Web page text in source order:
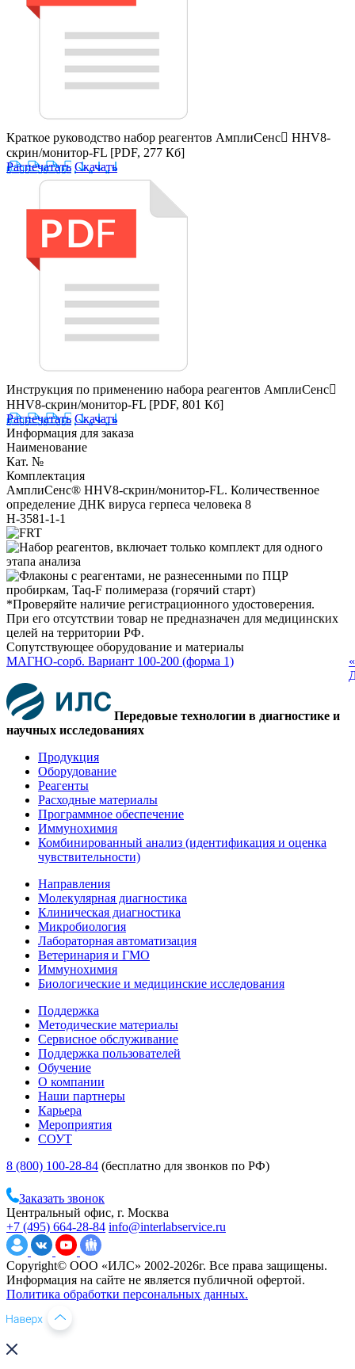
Краткое руководство набор реагентов АмплиСенс HHV8-
скрин/монитор-FL [PDF, 277 Кб]
Распечатать Скачать
Инструкция по применению набора реагентов АмплиСенс
HHV8-скрин/монитор-FL [PDF, 801 Кб]
Распечатать Скачать
Информация для заказа
Наименование
Кат. №
Комплектация
АмплиСенс® HHV8-скрин/монитор-FL. Количественное
определение ДНК вируса герпеса человека 8
H-3581-1-1
*Проверяйте наличие регистрационного удостоверения.
При его отсутствии товар не предназначен для медицинских
целей на территории РФ.
Сопутствующее оборудование и материалы
МАГНО-сорб. Вариант 100-200 (форма 1)
Передовые технологии в диагностике и
научных исследованиях
Продукция
Оборудование
Реагенты
Расходные материалы
Программное обеспечение
Иммунохимия
Комбинированный анализ (идентификация и оценка
чувствительности)
Направления
Молекулярная диагностика
Клиническая диагностика
Микробиология
Лабораторная автоматизация
Ветеринария и ГМО
Иммунохимия
Биологические и медицинские исследования
Поддержка
Методические материалы
Сервисное обслуживание
Поддержка пользователей
Обучение
О компании
Наши партнеры
Карьера
Мероприятия
СОУТ
8 (800) 100-28-84 (бесплатно для звонков по РФ)
Заказать звонок
Центральный офис, г. Москва
+7 (495) 664-28-84 info@interlabservice.ru
Copyright© ООО «ИЛС» 2002-2026г. Все права защищены.
Информация на сайте не является публичной офертой.
Политика обработки персональных данных.